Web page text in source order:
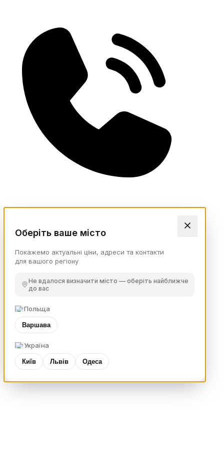
Оберіть ваше місто
Покажемо актуальні ціни, адреси та контакти
для вашого регіону
Не вдалося визначити місто — оберіть найближче
до вас
Польща
Варшава
Україна
Київ Львів Одеса